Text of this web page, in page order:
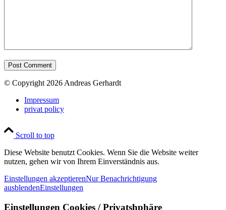
© Copyright 2026 Andreas Gerhardt
Impressum
privat policy
Scroll to top
Diese Website benutzt Cookies. Wenn Sie die Website weiter
nutzen, gehen wir von Ihrem Einverständnis aus.
Einstellungen akzeptierenNur Benachrichtigung
ausblendenEinstellungen
Einstellungen Cookies / Privatshphäre